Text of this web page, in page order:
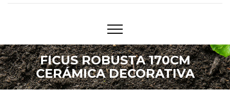
FICUS ROBUSTA 170CM
CERÁMICA DECORATIVA